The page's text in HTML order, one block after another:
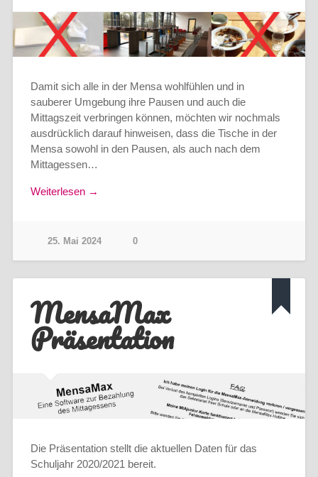
Damit sich alle in der Mensa wohlfühlen und in
sauberer Umgebung ihre Pausen und auch die
Mittagszeit verbringen können, möchten wir nochmals
ausdrücklich darauf hinweisen, dass die Tische in der
Mensa sowohl in den Pausen, als auch nach dem
Mittagessen…
Weiterlesen →
25. Mai 2024 0
MensaMax
Präsentation
Die Präsentation stellt die aktuellen Daten für das
Schuljahr 2020/2021 bereit.